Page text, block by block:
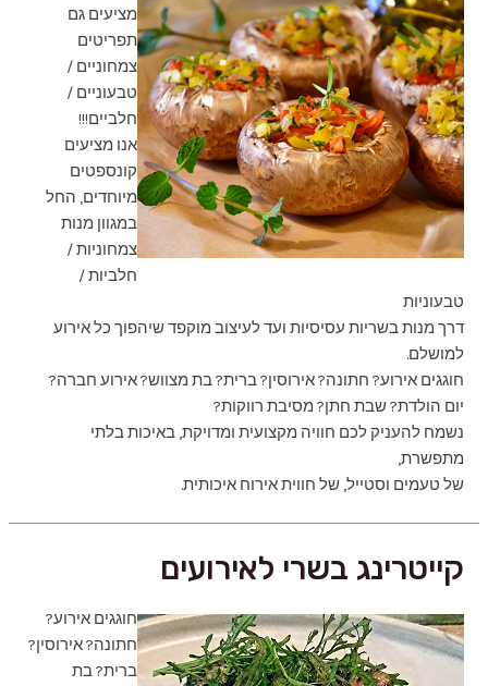
מציעים גם
תפריטים
צמחוניים /
טבעוניים /
חלביים!!!
אנו מציעים
קונספטים
מיוחדים, החל
במגוון מנות
צמחוניות /
חלביות /
טבעוניות
דרך מנות בשריות עסיסיות ועד לעיצוב מוקפד שיהפוך כל אירוע
למושלם.
חוגגים אירוע? חתונה? אירוסין? ברית? בת מצווש? אירוע חברה?
יום הולדת? שבת חתן? מסיבת רווקות?
נשמח להעניק לכם חוויה מקצועית ומדויקת, באיכות בלתי
מתפשרת,
של טעמים וסטייל, של חווית אירוח איכותית.
קייטרינג בשרי לאירועים
חוגגים אירוע?
חתונה? אירוסין?
ברית? בת